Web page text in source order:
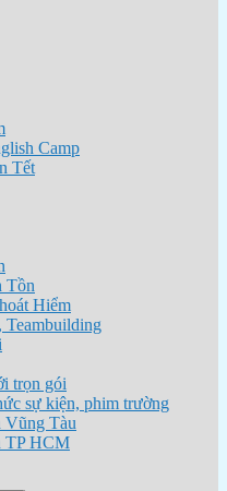
Camp
Tết
Tồn
Hiểm
trọn gói
sự kiện, phim trường
Vũng Tàu
TP HCM